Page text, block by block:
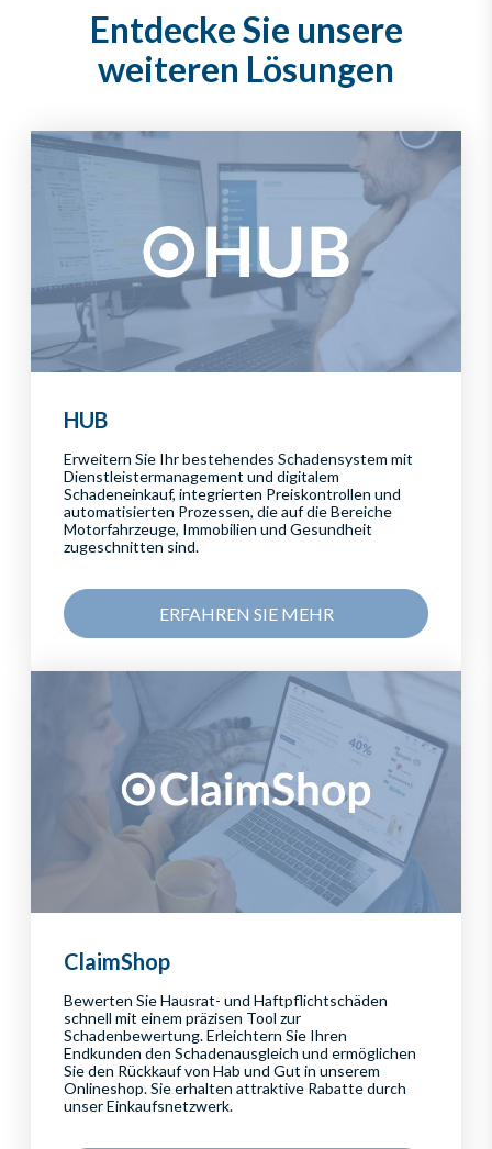
Entdecke Sie unsere
weiteren Lösungen
HUB
Erweitern Sie Ihr bestehendes Schadensystem mit
Dienstleistermanagement und digitalem
Schadeneinkauf, integrierten Preiskontrollen und
automatisierten Prozessen, die auf die Bereiche
Motorfahrzeuge, Immobilien und Gesundheit
zugeschnitten sind.
ERFAHREN SIE MEHR
ClaimShop
Bewerten Sie Hausrat- und Haftpflichtschäden
schnell mit einem präzisen Tool zur
Schadenbewertung. Erleichtern Sie Ihren
Endkunden den Schadenausgleich und ermöglichen
Sie den Rückkauf von Hab und Gut in unserem
Onlineshop. Sie erhalten attraktive Rabatte durch
unser Einkaufsnetzwerk.